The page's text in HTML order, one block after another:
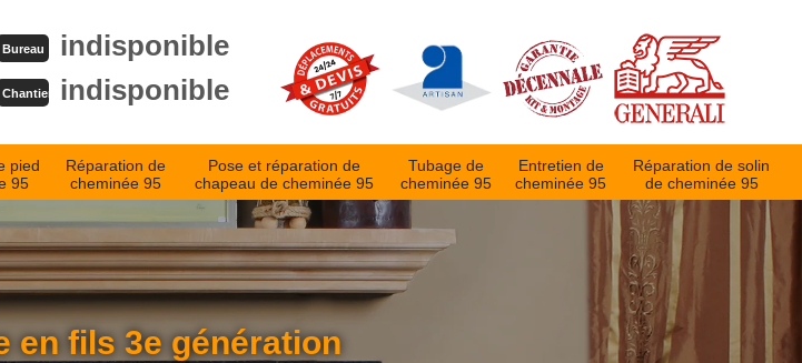
Bureau indisponible
Chantier indisponible
pied
95
Réparation de
cheminée 95
Pose et réparation de
chapeau de cheminée 95
Tubage de
cheminée 95
Entretien de
cheminée 95
Réparation de solin
de cheminée 95
en fils 3e génération